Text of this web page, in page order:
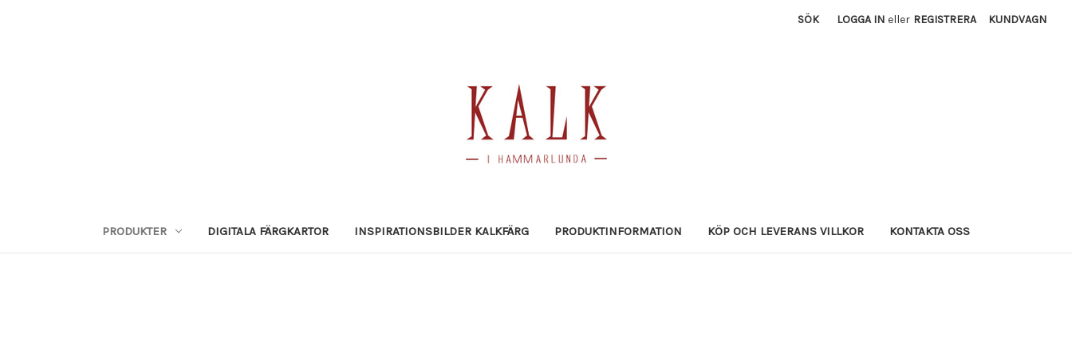
SÖK LOGGA IN eller REGISTRERA KUNDVAGN
PRODUKTER DIGITALA FÄRGKARTOR INSPIRATIONSBILDER KALKFÄRG PRODUKTINFORMATION KÖP OCH LEVERANS VILLKOR KONTAKTA OSS